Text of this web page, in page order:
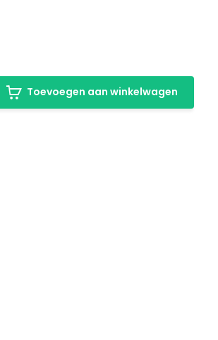
Toevoegen aan winkelwagen